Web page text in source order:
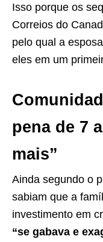
Isso porque os
Correios do
pelo qual a
eles em um
pena de 7
mais”
Ainda segundo o
sabiam que a
investimento em
“se gabava e